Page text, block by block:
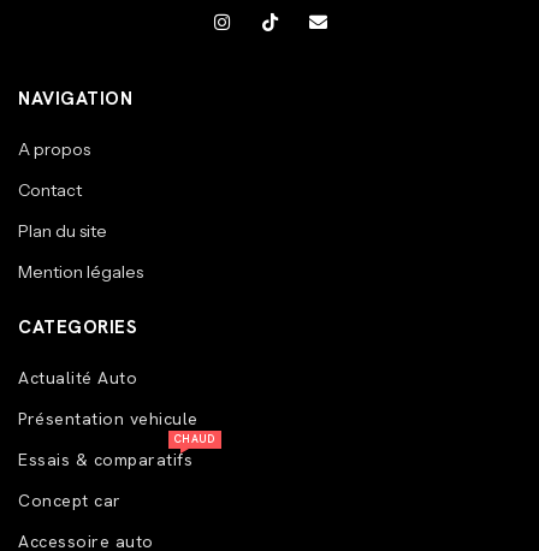
NAVIGATION
A propos
Contact
Plan du site
Mention légales
CATEGORIES
Actualité Auto
Présentation vehicule
Essais & comparatifs
CHAUD
Concept car
Accessoire auto